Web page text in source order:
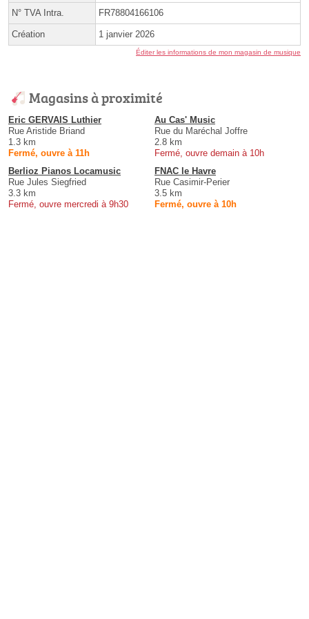
N° TVA Intra. FR78804166106
Création 1 janvier 2026
Éditer les informations de mon magasin de musique
Magasins à proximité
Eric GERVAIS Luthier
Rue Aristide Briand
1.3 km
Fermé, ouvre à 11h
Au Cas' Music
Rue du Maréchal Joffre
2.8 km
Fermé, ouvre demain à 10h
Berlioz Pianos Locamusic
Rue Jules Siegfried
3.3 km
Fermé, ouvre mercredi à 9h30
FNAC le Havre
Rue Casimir-Perier
3.5 km
Fermé, ouvre à 10h